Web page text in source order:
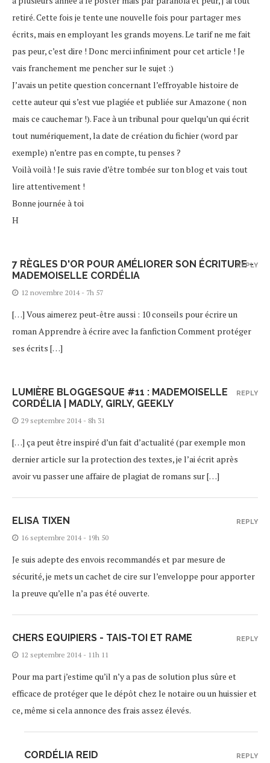
retiré. Cette fois je tente une nouvelle fois pour partager mes
écrits, mais en employant les grands moyens. Le tarif ne me fait
pas peur, c’est dire ! Donc merci infiniment pour cet article ! Je
vais franchement me pencher sur le sujet :)
J’avais un petite question concernant l’effroyable histoire de
cette auteur qui s’est vue plagiée et publiée sur Amazone ( non
mais ce cauchemar !). Face à un tribunal pour quelqu’un qui écrit
tout numériquement, la date de création du fichier (word par
exemple) n’entre pas en compte, tu penses ?
Voilà voilà ! Je suis ravie d’être tombée sur ton blog et vais tout
lire attentivement !
Bonne journée à toi
H
7 RÈGLES D'OR POUR AMÉLIORER SON ÉCRITURE -
MADEMOISELLE CORDÉLIA
12 novembre 2014 - 7h 57
[…] Vous aimerez peut-être aussi : 10 conseils pour écrire un
roman Apprendre à écrire avec la fanfiction Comment protéger
ses écrits […]
REPLY
LUMIÈRE BLOGGESQUE #11 : MADEMOISELLE
CORDÉLIA | MADLY, GIRLY, GEEKLY
29 septembre 2014 - 8h 31
[…] ça peut être inspiré d’un fait d’actualité (par exemple mon
dernier article sur la protection des textes, je l’ai écrit après
avoir vu passer une affaire de plagiat de romans sur […]
REPLY
ELISA TIXEN
16 septembre 2014 - 19h 50
Je suis adepte des envois recommandés et par mesure de
sécurité, je mets un cachet de cire sur l’enveloppe pour apporter
la preuve qu’elle n’a pas été ouverte.
REPLY
CHERS EQUIPIERS - TAIS-TOI ET RAME
12 septembre 2014 - 11h 11
Pour ma part j’estime qu’il n’y a pas de solution plus sûre et
efficace de protéger que le dépôt chez le notaire ou un huissier et
ce, même si cela annonce des frais assez élevés.
REPLY
CORDÉLIA REID REPLY